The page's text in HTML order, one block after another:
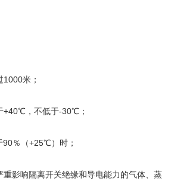
12箱式柜用机械闭锁操动，也可自
米；
+40℃，不低于-30℃；
％（+25℃）时；
重影响隔离开关绝缘和导电能力的气体、蒸